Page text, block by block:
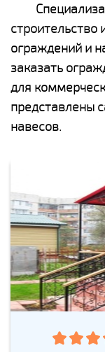
строительство
ограждений и
заказать
для
представлены
навесов.